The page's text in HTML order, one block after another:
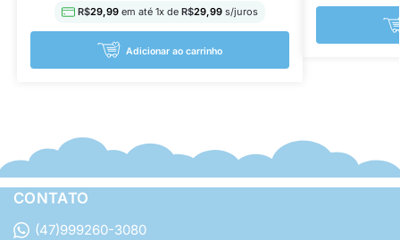
R$29,99 em até 1x de R$29,99s/juros
Adicionar ao carrinho
CONTATO
(47)999260-3080